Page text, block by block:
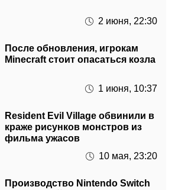
После обновления, игрокам
1 июня, 10:37
Resident Evil Village обвинили в
фильма ужасов
10 мая, 23:20
Производство Nintendo Switch
компании сделал заявление